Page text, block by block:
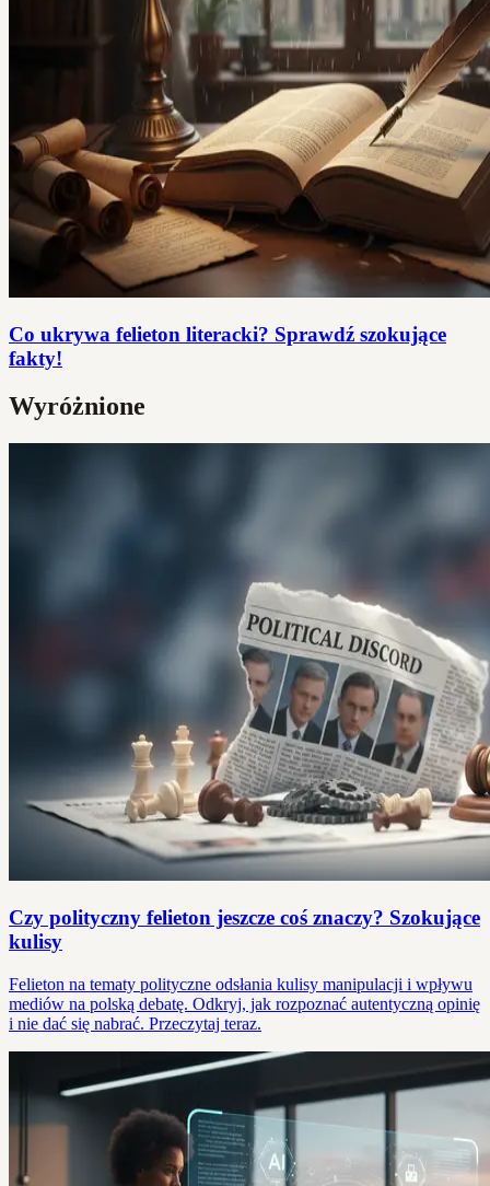
Co ukrywa felieton literacki? Sprawdź szokujące
fakty!
Wyróżnione
Czy polityczny felieton jeszcze coś znaczy? Szokujące
kulisy
Felieton na tematy polityczne odsłania kulisy manipulacji i wpływu
mediów na polską debatę. Odkryj, jak rozpoznać autentyczną opinię
i nie dać się nabrać. Przeczytaj teraz.